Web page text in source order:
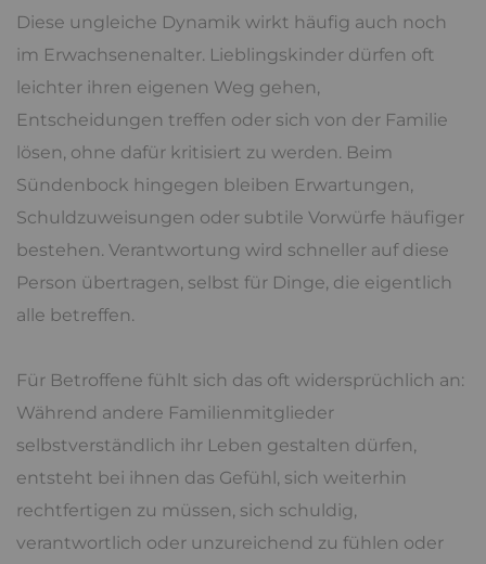
Diese ungleiche Dynamik wirkt häufig auch noch
im Erwachsenenalter. Lieblingskinder dürfen oft
leichter ihren eigenen Weg gehen,
Entscheidungen treffen oder sich von der Familie
lösen, ohne dafür kritisiert zu werden. Beim
Sündenbock hingegen bleiben Erwartungen,
Schuldzuweisungen oder subtile Vorwürfe häufiger
bestehen. Verantwortung wird schneller auf diese
Person übertragen, selbst für Dinge, die eigentlich
alle betreffen.
Für Betroffene fühlt sich das oft widersprüchlich an:
Während andere Familienmitglieder
selbstverständlich ihr Leben gestalten dürfen,
entsteht bei ihnen das Gefühl, sich weiterhin
rechtfertigen zu müssen, sich schuldig,
verantwortlich oder unzureichend zu fühlen oder